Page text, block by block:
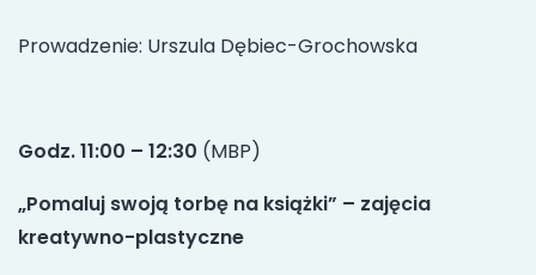
Prowadzenie: Urszula Dębiec-Grochowska
Godz. 11:00 – 12:30 (MBP)
„Pomaluj swoją torbę na książki” – zajęcia
kreatywno-plastyczne